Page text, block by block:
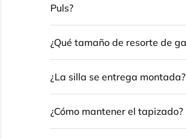
Puls?
¿Qué tamaño de resorte de
¿La silla se entrega montada?
¿Cómo mantener el tapizado?